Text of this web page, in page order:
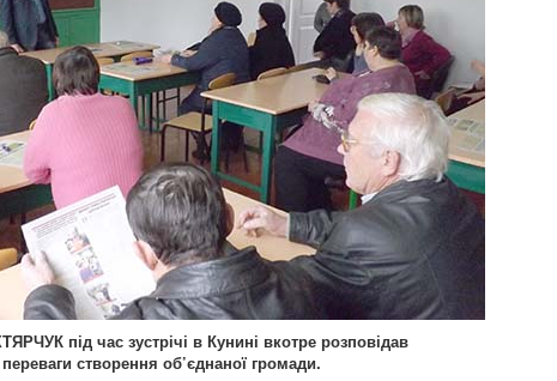
під час зустрічі в Кунині вкотре розповідав
створення об’єднаної громади.